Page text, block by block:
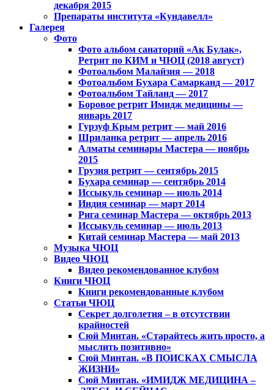
декабря 2015
Препараты института «Кундавелл»
Галерея
Фото
Фото альбом санаторий «Ак Булак»,
Ретрит по КИМ и ЧЮЦ (2018 август)
Фотоальбом Малайзия — 2018
Фотоальбом Бухара Самарканд — 2017
Фотоальбом Тайланд — 2017
Боровое ретрит Имидж медицины —
январь 2017
Гурзуф Крым ретрит — май 2016
Шриланка ретрит — апрель 2016
Алматы семинары Мастера — ноябрь
2015
Грузия ретрит — сентябрь 2015
Бухара семинар — сентябрь 2014
Иссыкуль семинар — июль 2014
Индия семинар — март 2014
Рига семинар Мастера — октябрь 2013
Иссыкуль семинар — июль 2013
Китай семинар Мастера — май 2013
Музыка ЧЮЦ
Видео ЧЮЦ
Видео рекомендованное клубом
Книги ЧЮЦ
Книги рекомендованные клубом
Статьи ЧЮЦ
Секрет долголетия – в отсутствии
крайностей
Сюй Минтан. «Старайтесь жить просто, а
мыслить позитивно»
Сюй Минтан. «В ПОИСКАХ СМЫСЛА
ЖИЗНИ»
Сюй Минтан. «ИМИДЖ МЕДИЦИНА –